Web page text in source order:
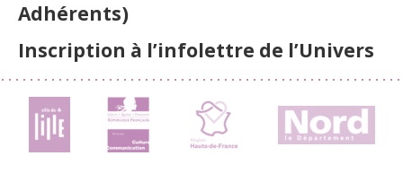
Adhérents)
Inscription à l’infolettre de l’Univers